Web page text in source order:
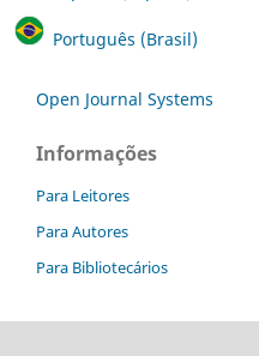
Português (Brasil)
Open Journal Systems
Informações
Para Leitores
Para Autores
Para Bibliotecários